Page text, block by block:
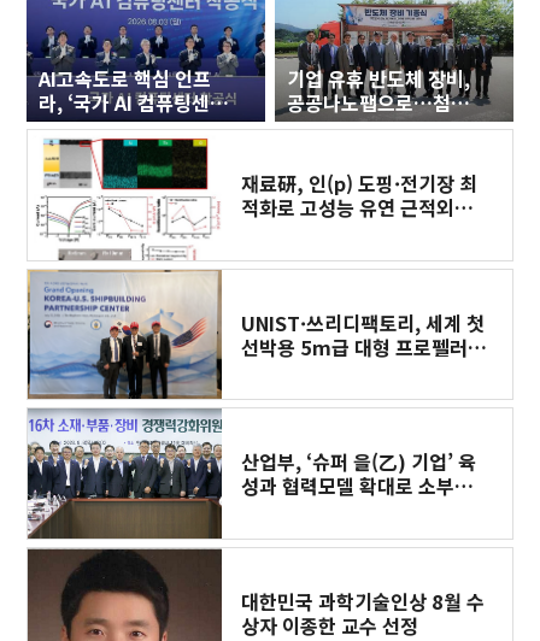
AI고속도로 핵심 인프
라, ‘국가 AI 컴퓨팅센
터’ 구축에 첫 삽
기업 유휴 반도체 장비,
공공나노팹으로…첨단
세라믹 연구 인프라 새
재료硏, 인(p) 도핑·전기장 최
적화로 고성능 유연 근적외선
UNIST·쓰리디팩토리, 세계 첫
선박용 5m급 대형 프로펠러
산업부, ‘슈퍼 을(乙) 기업’ 육
성과 협력모델 확대로 소부장
대한민국 과학기술인상 8월 수
상자 이종한 교수 선정